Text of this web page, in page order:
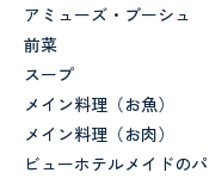
アミューズ・ブーシュ
前菜
スープ
メイン料理（お魚）
メイン料理（お肉）
ビューホテルメイドの